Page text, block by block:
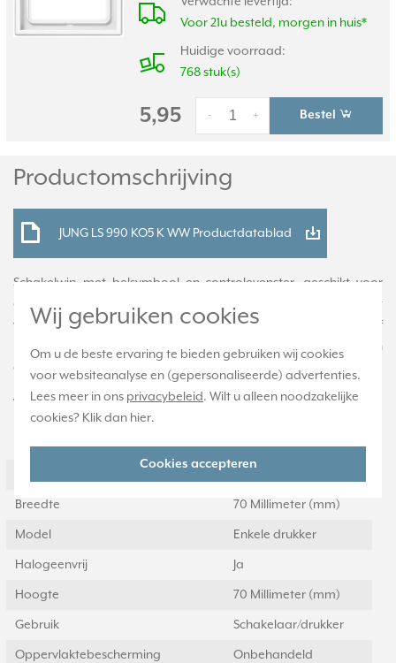
Wij gebruiken cookies
Om u de beste ervaring te bieden gebruiken wij cookies
voor websiteanalyse en (gepersonaliseerde) advertenties.
Lees meer in ons privacybeleid. Wilt u alleen noodzakelijke
cookies? Klik dan hier.
Cookies accepteren
Voor 21u besteld, morgen in huis*
Huidige voorraad:
768 stuk(s)
5,95 +
- Bestel
Productomschrijving
JUNG LS 990 KO5 K WW Productdatablad
Schakelwip met belsymbool en controlevenster, geschikt voor
controleschakelaars, en schakelaars/pulsdrukkers met
verlichting. Duroplast: zeer krasvast en glanzend. Inclusief
klemstuk (montageframe) CD 90 HP, exclusief binnenwerk en
afdekraam. Serie: LS 990, kleur: alpine wit.
Technische specificaties
Specificatie Waarde
Breedte 70 Millimeter (mm)
Model Enkele drukker
Halogeenvrij Ja
Hoogte 70 Millimeter (mm)
Gebruik Schakelaar/drukker
Oppervlaktebescherming Onbehandeld